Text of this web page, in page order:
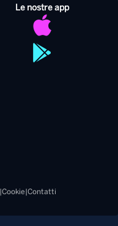
Le nostre app
Cookie Contatti